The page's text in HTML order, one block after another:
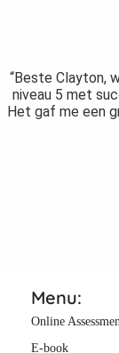
“Beste Clayton,
niveau 5 met
Het gaf me een
Menu:
Online
E-book